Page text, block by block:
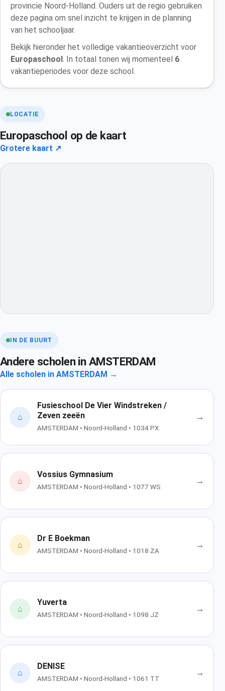
provincie Noord-Holland. Ouders uit de regio gebruiken
deze pagina om snel inzicht te krijgen in de planning
van het schooljaar.
Bekijk hieronder het volledige vakantieoverzicht voor
Europaschool. In totaal tonen wij momenteel 6
vakantieperiodes voor deze school.
LOCATIE
Europaschool op de kaart
Grotere kaart ↗
IN DE BUURT
Andere scholen in AMSTERDAM
Alle scholen in AMSTERDAM →
⌂
Fusieschool De Vier Windstreken /
Zeven zeeën
AMSTERDAM • Noord-Holland • 1034 PX
→
⌂
Vossius Gymnasium
AMSTERDAM • Noord-Holland • 1077 WS
→
⌂
Dr E Boekman
AMSTERDAM • Noord-Holland • 1018 ZA
→
⌂
Yuverta
AMSTERDAM • Noord-Holland • 1098 JZ
→
⌂
DENISE
AMSTERDAM • Noord-Holland • 1061 TT
→